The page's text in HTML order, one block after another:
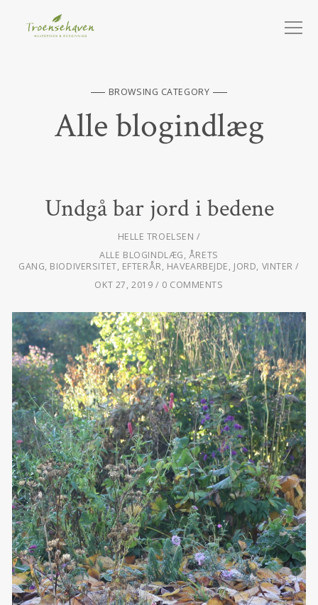
BROWSING CATEGORY
Alle blogindlæg
Undgå bar jord i bedene
HELLE TROELSEN
ALLE BLOGINDLÆG, ÅRETS
GANG, BIODIVERSITET, EFTERÅR, HAVEARBEJDE, JORD, VINTER
OKT 27, 2019
0 COMMENTS